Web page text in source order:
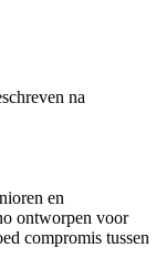
na
en
ontworpen voor
compromis tussen